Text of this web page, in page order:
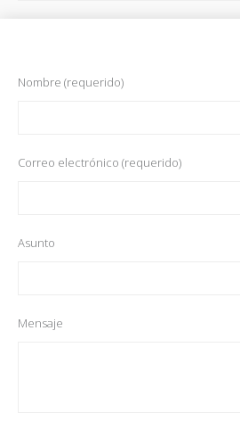
Nombre (requerido)
Correo electrónico (requerido)
Asunto
Mensaje